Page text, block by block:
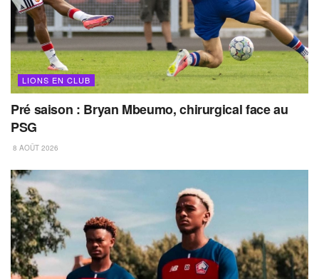
LIONS EN CLUB
Pré saison : Bryan Mbeumo, chirurgical face au
PSG
8 AOÛT 2026